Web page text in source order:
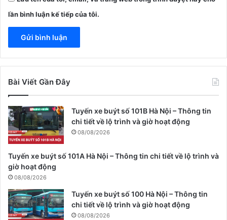
lần bình luận kế tiếp của tôi.
Bài Viết Gần Đây
Tuyến xe buýt số 101B Hà Nội – Thông tin
chi tiết về lộ trình và giờ hoạt động
08/08/2026
Tuyến xe buýt số 101A Hà Nội – Thông tin chi tiết về lộ trình và
giờ hoạt động
08/08/2026
Tuyến xe buýt số 100 Hà Nội – Thông tin
chi tiết về lộ trình và giờ hoạt động
08/08/2026